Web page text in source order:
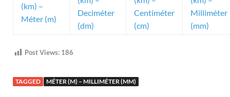
(km) –
Méter (m)
Deciméter
(dm)
Centiméter
(cm)
Milliméter
(mm)
Post Views: 186
TAGGED MÉTER (M) – MILLIMÉTER (MM)